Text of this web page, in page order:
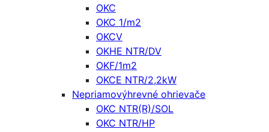
OKC
OKC 1/m2
OKCV
OKHE NTR/DV
OKF/1m2
OKCE NTR/2,2kW
Nepriamovýhrevné ohrievače
OKC NTR(R)/SOL
OKC NTR/HP